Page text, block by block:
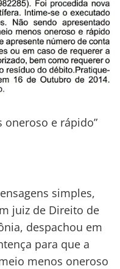
oneroso e rápido”
simples,
juiz de Direito de
despachou em
para que a
menos oneroso